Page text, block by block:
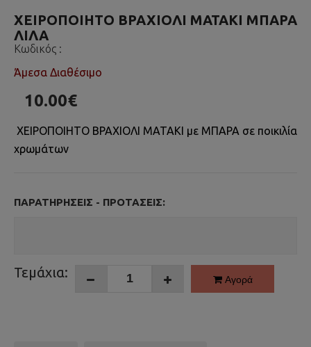
ΧΕΙΡΟΠΟΙΗΤΟ ΒΡΑΧΙΟΛΙ ΜΑΤΑΚΙ ΜΠΑΡΑ
ΛΙΛΑ
Κωδικός :
Άμεσα Διαθέσιμο
10.00€
ΧΕΙΡΟΠΟΙΗΤΟ ΒΡΑΧΙΟΛΙ ΜΑΤΑΚΙ με ΜΠΑΡΑ σε ποικιλία
χρωμάτων
ΠΑΡΑΤΗΡΉΣΕΙΣ - ΠΡΟΤΆΣΕΙΣ:
Τεμάχια: Αγορά